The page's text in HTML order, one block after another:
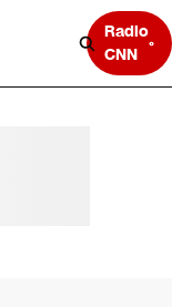
Radio
CNN